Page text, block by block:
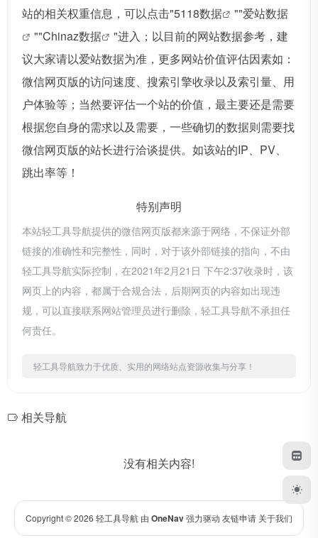
站的相关权重信息，可以点击"5118数据 ""爱站数据
""Chinaz数据
"进入；以目前的网站数据参考，建
议大家请以爱站数据为准，更多网站价值评估因素如：
微信网页版的访问速度、搜索引擎收录以及索引量、用
户体验等；当然要评估一个站的价值，最主要还是需要
根据您自身的需求以及需要，一些确切的数据则需要找
微信网页版的站长进行洽谈提供。如该站的IP、PV、
跳出率等！
特别声明
本站轻工具导航提供的微信网页版都来源于网络，不保证外部
链接的准确性和完整性，同时，对于该外部链接的指向，不由
轻工具导航实际控制，在2021年2月21日 下午2:37收录时，该
网页上的内容，都属于合规合法，后期网页的内容如出现违
规，可以直接联系网站管理员进行删除，轻工具导航不承担任
何责任。
轻工具导航致力于优质、实用的网络站点资源收集与分享！
相关导航
没有相关内容!
Copyright © 2026 轻工具导航 由 OneNav强力驱动 友链申请 关于我们